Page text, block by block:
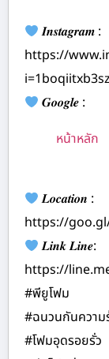
𝑰𝒏𝒔𝒕𝒂𝒈𝒓𝒂𝒎 :
https://
𝑮𝒐𝒐𝒈𝒍𝒆 :
หน้าหลัก
𝑳𝒐𝒄𝒂𝒕𝒊𝒐𝒏 :
https://
𝑳𝒊𝒏𝒌 𝑳𝒊𝒏𝒆:
https://
#พียูโฟม
#ฉนวนกันความ
#โฟมอุดรอยรั่ว